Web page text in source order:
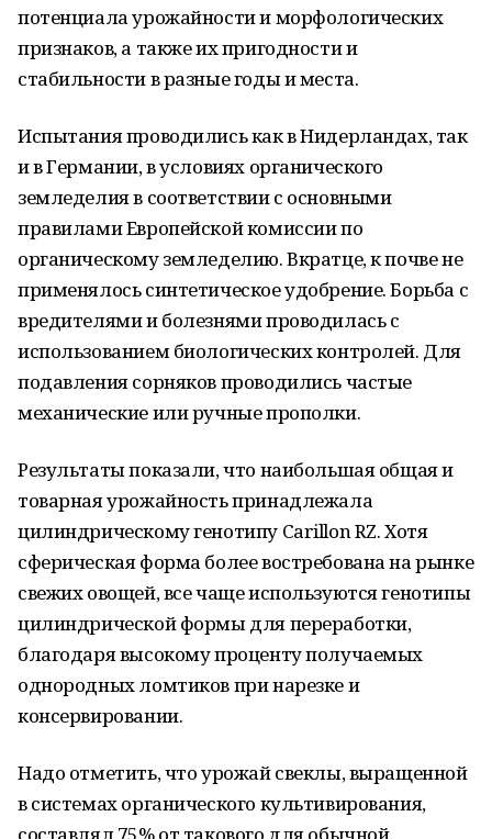
потенциала урожайности и морфологических
признаков, а также их пригодности и
стабильности в разные годы и места.
Испытания проводились как в Нидерландах, так
и в Германии, в условиях органического
земледелия в соответствии с основными
правилами Европейской комиссии по
органическому земледелию. Вкратце, к почве не
применялось синтетическое удобрение. Борьба с
вредителями и болезнями проводилась с
использованием биологических контролей. Для
подавления сорняков проводились частые
механические или ручные прополки.
Результаты показали, что наибольшая общая и
товарная урожайность принадлежала
цилиндрическому генотипу Carillon RZ. Хотя
сферическая форма более востребована на рынке
свежих овощей, все чаще используются генотипы
цилиндрической формы для переработки,
благодаря высокому проценту получаемых
однородных ломтиков при нарезке и
консервировании.
Надо отметить, что урожай свеклы, выращенной
в системах органического культивирования,